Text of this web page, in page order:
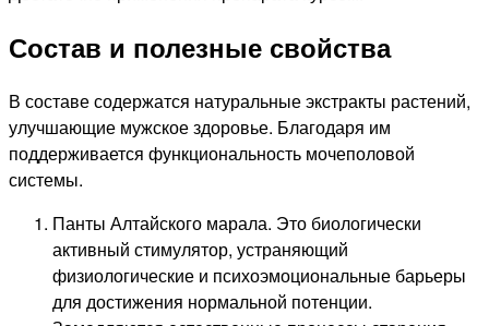
Состав и полезные свойства
В составе содержатся натуральные экстракты растений,
улучшающие мужское здоровье. Благодаря им
поддерживается функциональность мочеполовой
системы.
Панты Алтайского марала. Это биологически
активный стимулятор, устраняющий
физиологические и психоэмоциональные барьеры
для достижения нормальной потенции.